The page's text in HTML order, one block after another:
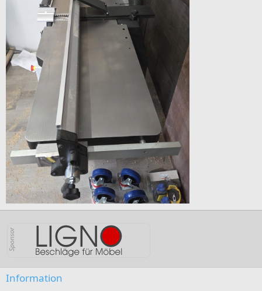
Information